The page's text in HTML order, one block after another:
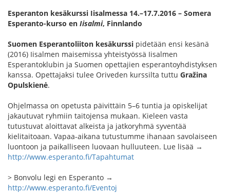
Esperanton kesäkurssi Iisalmessa 14.–17.7.2016 – Somera
Esperanto-kurso en Iisalmi, Finnlando
Suomen Esperantoliiton kesäkurssi pidetään ensi kesänä
(2016) Iisalmen maisemissa yhteistyössä Iisalmen
Esperantoklubin ja Suomen opettajien esperantoyhdistyksen
kanssa. Opettajaksi tulee Oriveden kurssilta tuttu Gražina
Opulskienė.
Ohjelmassa on opetusta päivittäin 5–6 tuntia ja opiskelijat
jakautuvat ryhmiin taitojensa mukaan. Kieleen vasta
tutustuvat aloittavat alkeista ja jatkoryhmä syventää
kielitaitoaan. Vapaa-aikana tutustumme ihanaan savolaiseen
luontoon ja paikalliseen luovaan hulluuteen. Lue lisää →
http://www.esperanto.fi/Tapahtumat
> Bonvolu legi en Esperanto →
http://www.esperanto.fi/Eventoj